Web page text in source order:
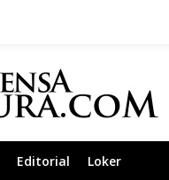
Editorial Loker